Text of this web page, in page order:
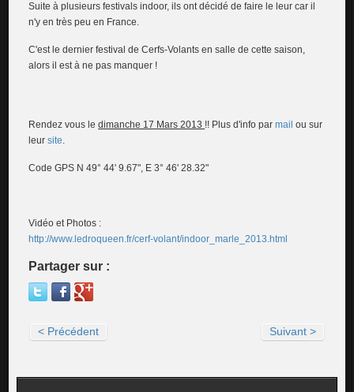
Suite à plusieurs festivals indoor, ils ont décidé de faire le leur car il
n'y en très peu en France.
C'est le dernier festival de Cerfs-Volants en salle de cette saison,
alors il est à ne pas manquer !
Rendez vous ledimanche 17 Mars 2013 !! Plus d'info parmail ou sur
leursite.
Code GPS N 49° 44' 9.67", E 3° 46' 28.32"
Vidéo et Photos :
http://www.ledroqueen.fr/cerf-volant/indoor_marle_2013.html
Partager sur :
< Précédent Suivant >